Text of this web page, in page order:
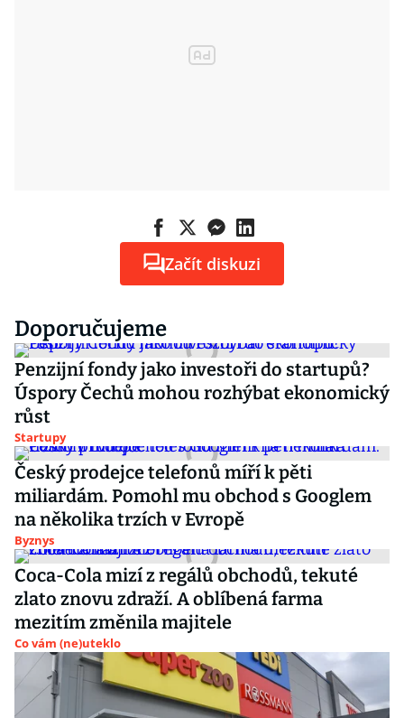
Začít diskuzi
Doporučujeme
Penzijní fondy jako investoři do startupů?
Úspory Čechů mohou rozhýbat ekonomický
růst
Startupy
Český prodejce telefonů míří k pěti
miliardám. Pomohl mu obchod s Googlem
na několika trzích v Evropě
Byznys
Coca-Cola mizí z regálů obchodů, tekuté
zlato znovu zdraží. A oblíbená farma
mezitím změnila majitele
Co vám (ne)uteklo